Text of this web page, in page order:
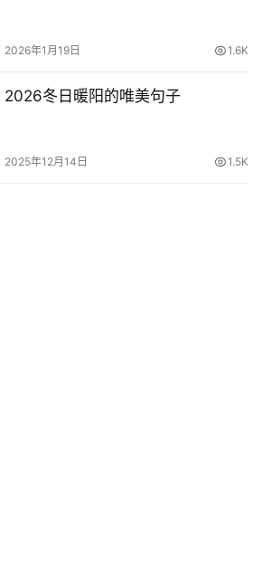
2026年1月19日 1.6K
2026冬日暖阳的唯美句子
2025年12月14日 1.5K